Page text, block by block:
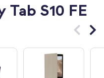
Tab S10 FE